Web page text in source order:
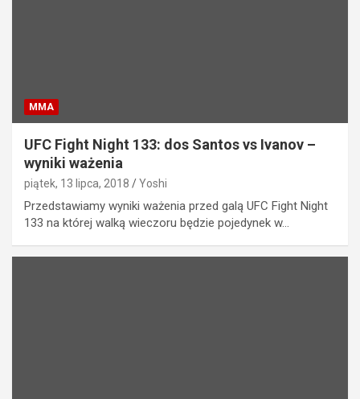
MMA
UFC Fight Night 133: dos Santos vs Ivanov –
wyniki ważenia
piątek, 13 lipca, 2018 Yoshi
Przedstawiamy wyniki ważenia przed galą UFC Fight Night
133 na której walką wieczoru będzie pojedynek w…